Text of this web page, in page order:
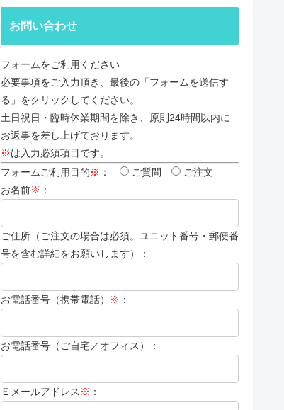
お問い合わせ
フォームをご利用ください
必要事項をご入力頂き、最後の「フォームを送信す
る」をクリックしてください。
土日祝日・臨時休業期間を除き、原則24時間以内に
お返事を差し上げております。
※は入力必須項目です。
フォームご利用目的※ ： ご質問
ご注文
お名前※ ：
ご住所（ご注文の場合は必須。ユニット番号・郵便番
号を含む詳細をお願いします）：
お電話番号（携帯電話） ※ ：
お電話番号（ご自宅／オフィス）：
Ｅメールアドレス ※ ：